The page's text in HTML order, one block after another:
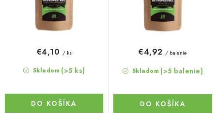
Skladom (>5 ks)
€4,10 / ks
DO KOŠÍKA
Skladom (>5 balenie)
€4,92 / balenie
DO KOŠÍKA